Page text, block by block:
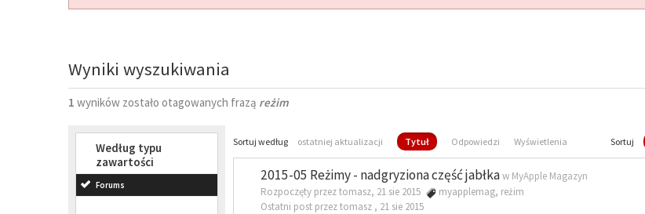
Wyniki wyszukiwania
1 wyników zostało otagowanych frazą reżim
Według typu
zawartości
Forums
Sortuj według ostatniej aktualizacji Tytuł Odpowiedzi Wyświetlenia Sortuj
2015-05 Reżimy - nadgryziona część jabłkaw MyApple Magazyn
Rozpoczęty przez tomasz, 21 sie 2015
myapplemag, reżim
Ostatni post przez tomasz , 21 sie 2015